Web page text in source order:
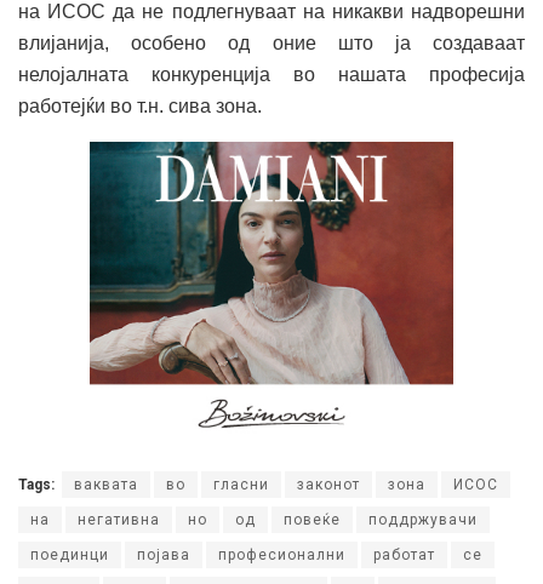
на ИСОС да не подлегнуваат на никакви надворешни
влијанија, особено од оние што ја создаваат
нелојалната конкуренција во нашата професија
работејќи во т.н. сива зона.
Tags: ваквата во гласни законот зона ИСОС
на негативна но од повеќе поддржувачи
поединци појава професионални работат се